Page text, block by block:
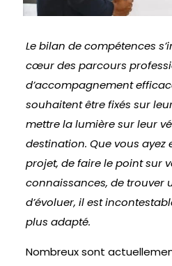
Le bilan de compétences
cœur des parcours
d’accompagnement
souhaitent être fixés sur
mettre la lumière sur leur
destination. Que vous ayez
projet, de faire le point sur
connaissances, de trouver
d’évoluer, il est
plus adapté.
Nombreux sont